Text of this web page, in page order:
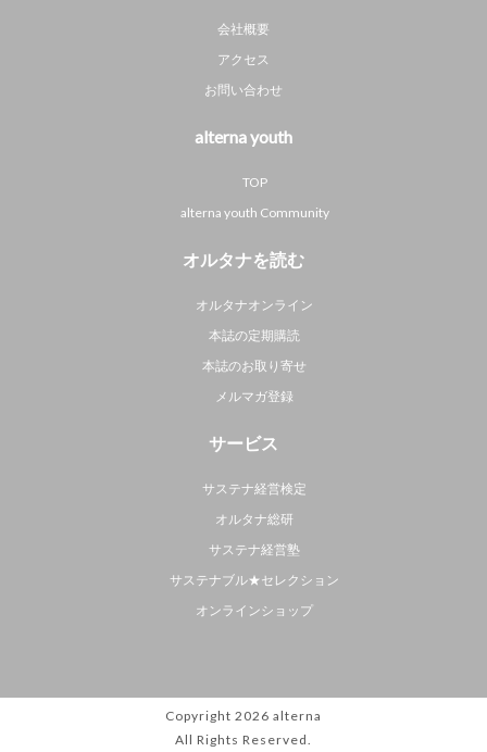
会社概要
アクセス
お問い合わせ
alterna youth
TOP
alterna youth Community
オルタナを読む
オルタナオンライン
本誌の定期購読
本誌のお取り寄せ
メルマガ登録
サービス
サステナ経営検定
オルタナ総研
サステナ経営塾
サステナブル★セレクション
オンラインショップ
Copyright 2026 alterna
All Rights Reserved.